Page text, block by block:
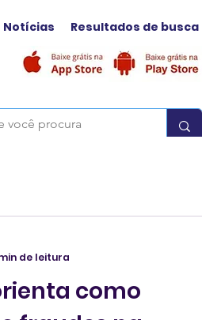
Notícias Resultados de busca
como
de leitura